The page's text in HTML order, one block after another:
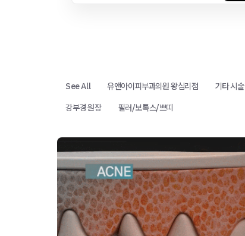
See All 유앤아이피부과의원 왕십리점 기타 시술
강부경 원장
필러/보톡스/쁘띠